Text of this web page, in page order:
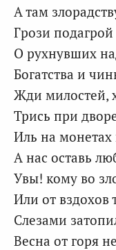
А там
Грози
О рухнувших
Богатства и
Жди милостей,
Трись при
Иль на
А нас оставь
Увы! кому во
Или от вздохов
Слезами
Весна от горя